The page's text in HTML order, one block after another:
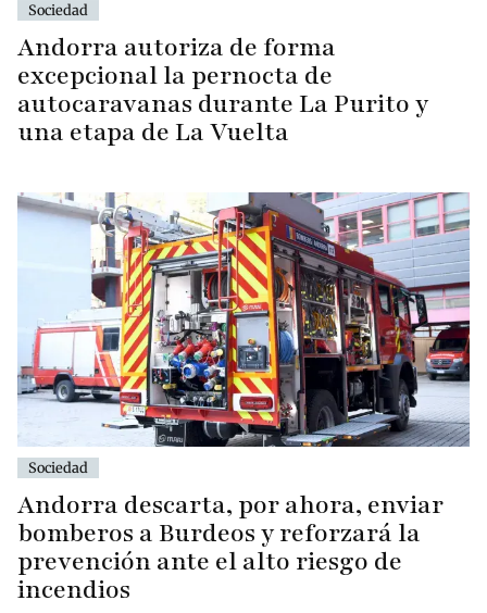
Sociedad
Andorra autoriza de forma
excepcional la pernocta de
autocaravanas durante La Purito y
una etapa de La Vuelta
Sociedad
Andorra descarta, por ahora, enviar
bomberos a Burdeos y reforzará la
prevención ante el alto riesgo de
incendios